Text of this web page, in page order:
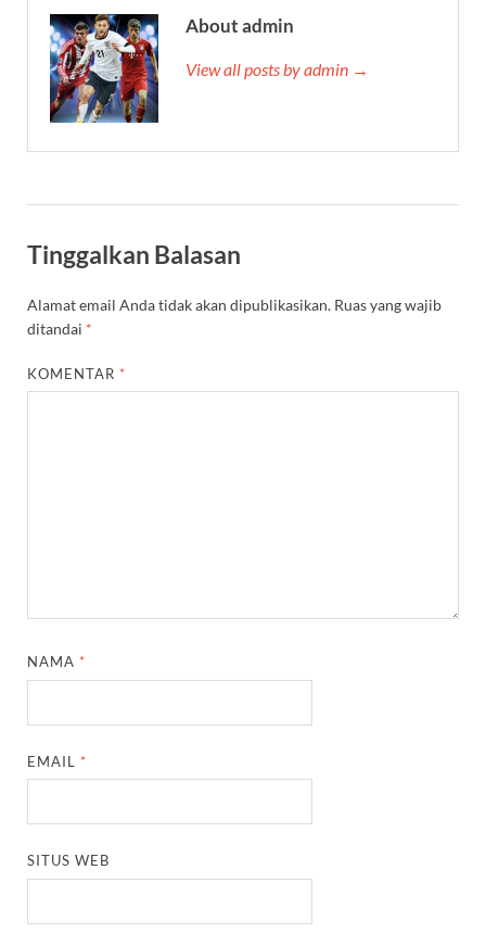
About admin
View all posts by admin →
Tinggalkan Balasan
Alamat email Anda tidak akan dipublikasikan. Ruas yang wajib
ditandai *
KOMENTAR *
NAMA *
EMAIL *
SITUS WEB